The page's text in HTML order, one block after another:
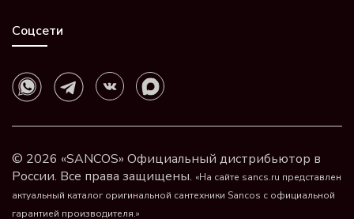
Соцсети
© 2026 «SANCOS» Официальный дистрибьютор в
России. Все права защищены. «На сайте sancs.ru представлен
актуальный каталог оригинальной сантехники Sancos с официальной
гарантией производителя.»